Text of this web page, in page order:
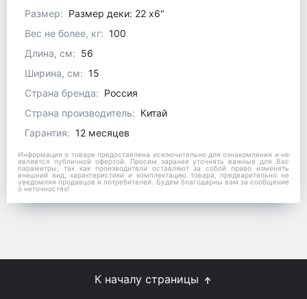
Размер: Размер деки: 22 x6"
Вес не более, кг: 100
Длина, см: 56
Ширина, см: 15
Страна бренда: Россия
Страна производитель: Китай
Гарантия: 12 месяцев
Информация о товаре предоставлена исключительно для ознакомления и не
является публичной офертой. Просим заранее уточнять важные для Вас
параметры, так как производители оставляют за собой право изменять
внешний вид, характеристики и комплектацию товара, предварительно не
уведомляя продавцов и потребителей. Будем благодарны вам за сообщение
о неточностях!
К началу страницы